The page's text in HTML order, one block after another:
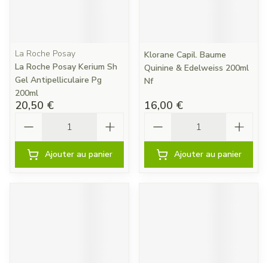
La Roche Posay
La Roche Posay Kerium Sh
Gel Antipelliculaire Pg
200ml
20,50 €
Ajouter au panier
Klorane Capil. Baume
Quinine & Edelweiss 200ml
Nf
16,00 €
Ajouter au panier